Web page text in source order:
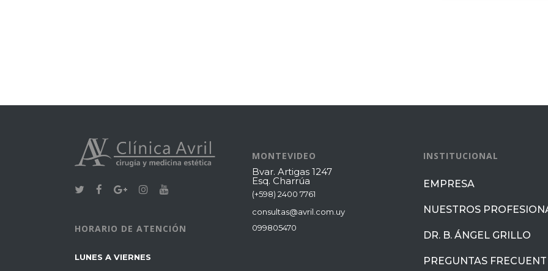
HORARIO DE ATENCIÓN
LUNES A VIERNES
MONTEVIDEO
Bvar. Artigas 1247
Esq. Charrúa
(+598) 2400 7761
consultas@avril.com.uy
099805470
INSTITUCIONAL
EMPRESA
NUESTROS
DR. B. ÁNGEL GRILLO
PREGUNTAS